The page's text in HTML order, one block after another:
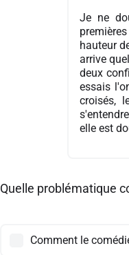
Je ne
hauteur
arrive
deux
essais
croisés,
elle est
Quelle problématique
Comment le